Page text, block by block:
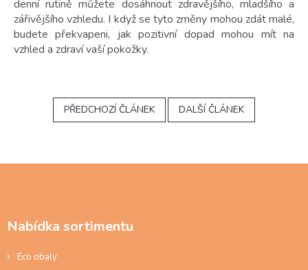
denní rutině můžete dosáhnout zdravějšího, mladšího a
zářivějšího vzhledu. I když se tyto změny mohou zdát malé,
budete překvapeni, jak pozitivní dopad mohou mít na
vzhled a zdraví vaší pokožky.
PŘEDCHOZÍ ČLÁNEK DALŠÍ ČLÁNEK
Nabídka sortimentu
Eco obaly